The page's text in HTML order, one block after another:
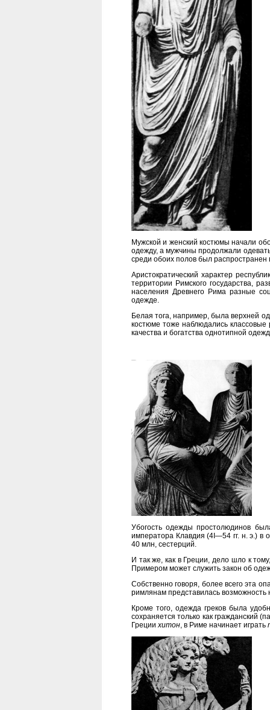
Мужской и женский костюмы начали
одежду, а мужчины продолжали
среди обоих полов был распространен
Аристократический характер
территории Римского государства,
населения Древнего Рима разные
одежде.
Белая тога, например, была верхней
костюме тоже наблюдались
качества и богатства однотипной
Убогость одежды простолюдинов
императора Клавдия (4І—54 гг. н. э.)
40 млн, сестерций.
И так же, как в Греции, дело шло к
Примером может служить закон об
Собственно говоря, более всего эта
римлянам представилась возможность
Кроме того, одежда греков была
сохраняется только как гражданский
Грециихитон, в Риме начинает играть